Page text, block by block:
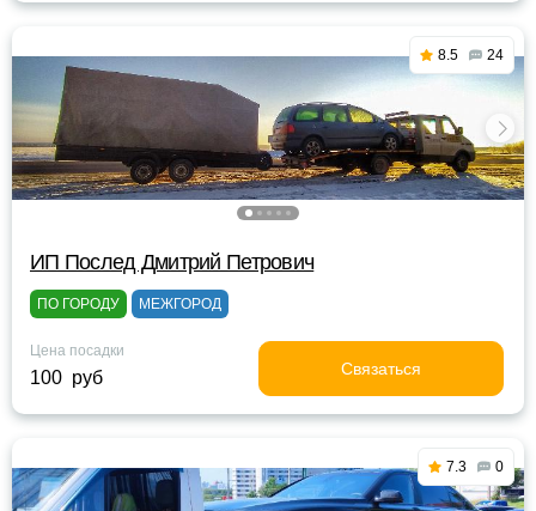
8.5 24
ИП Послед Дмитрий Петрович
ПО ГОРОДУ МЕЖГОРОД
Цена посадки
100 руб Связаться
7.3 0